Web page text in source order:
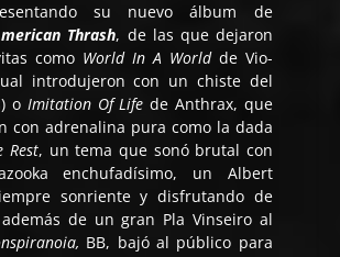
su nuevo álbum de
Thrash, de las que dejaron
como World In A Worldde Vio-
introdujeron con un chiste del
o Imitation Of Life de Anthrax, que
con adrenalina pura como la dada
Rest, un tema que sonó brutal con
enchufadísimo, un Albert
sonriente y disfrutando de
de un gran Pla Vinseiro al
BB, bajó al público para